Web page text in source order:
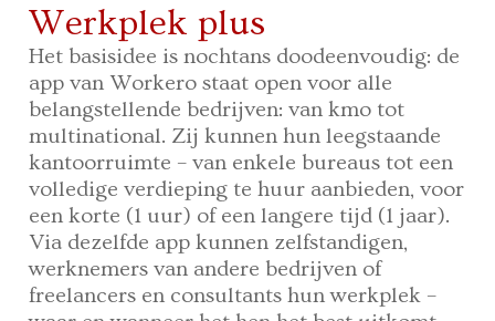
Werkplek plus
Het basisidee is nochtans doodeenvoudig: de
app van Workero staat open voor alle
belangstellende bedrijven: van kmo tot
multinational. Zij kunnen hun leegstaande
kantoorruimte – van enkele bureaus tot een
volledige verdieping te huur aanbieden, voor
een korte (1 uur) of een langere tijd (1 jaar).
Via dezelfde app kunnen zelfstandigen,
werknemers van andere bedrijven of
freelancers en consultants hun werkplek –